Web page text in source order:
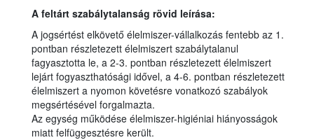
A feltárt szabálytalanság rövid leírása:
A jogsértést elkövető élelmiszer-vállalkozás fentebb az 1.
pontban részletezett élelmiszert szabálytalanul
fagyasztotta le, a 2-3. pontban részletezett élelmiszert
lejárt fogyaszthatósági idővel, a 4-6. pontban részletezett
élelmiszert a nyomon követésre vonatkozó szabályok
megsértésével forgalmazta.
Az egység működése élelmiszer-higiéniai hiányosságok
miatt felfüggesztésre került.